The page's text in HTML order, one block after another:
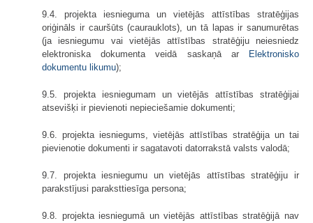
9.4. projekta iesnieguma un vietējās attīstības stratēģijas
oriģināls ir cauršūts (caurauklots), un tā lapas ir sanumurētas
(ja iesniegumu vai vietējās attīstības stratēģiju neiesniedz
elektroniska dokumenta veidā saskaņā ar
Elektronisko
dokumentu likumu);
9.5. projekta iesniegumam un vietējās attīstības stratēģijai
atsevišķi ir pievienoti nepieciešamie dokumenti;
9.6. projekta iesniegums, vietējās attīstības stratēģija un tai
pievienotie dokumenti ir sagatavoti datorrakstā valsts valodā;
9.7. projekta iesniegumu un vietējās attīstības stratēģiju ir
parakstījusi paraksttiesīga persona;
9.8. projekta iesniegumā un vietējās attīstības stratēģijā nav